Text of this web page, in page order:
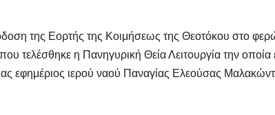
της Εορτής της Κοιμήσεως της Θεοτόκου στο
τελέσθηκε η Πανηγυρική Θεία Λειτουργία την οποία
εφημέριος ιερού ναού Παναγίας Ελεούσας